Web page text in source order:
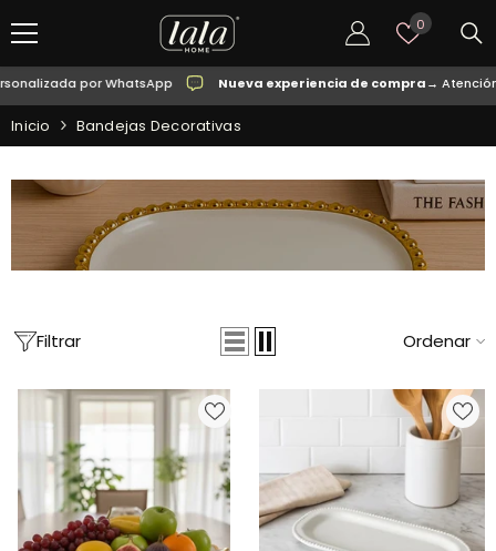
0 Listas
deseos
por WhatsApp
Nueva experiencia de compra→ Atención
Inicio Bandejas Decorativas
Filtrar Ordenar